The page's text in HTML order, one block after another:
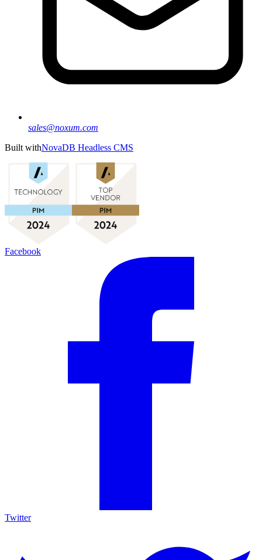
sales@noxum.com
Built withNovaDB Headless CMS
Facebook
Twitter